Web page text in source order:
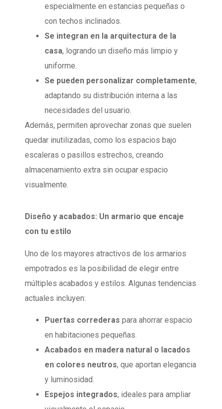
especialmente en estancias pequeñas o
con techos inclinados.
Se integran en la arquitectura de la
casa, logrando un diseño más limpio y
uniforme.
Se pueden personalizar completamente,
adaptando su distribución interna a las
necesidades del usuario.
Además, permiten aprovechar zonas que suelen
quedar inutilizadas, como los espacios bajo
escaleras o pasillos estrechos, creando
almacenamiento extra sin ocupar espacio
visualmente.
Diseño y acabados: Un armario que encaje
con tu estilo
Uno de los mayores atractivos de los armarios
empotrados es la posibilidad de elegir entre
múltiples acabados y estilos. Algunas tendencias
actuales incluyen:
Puertas correderas para ahorrar espacio
en habitaciones pequeñas.
Acabados en madera natural o lacados
en colores neutros, que aportan elegancia
y luminosidad.
Espejos integrados, ideales para ampliar